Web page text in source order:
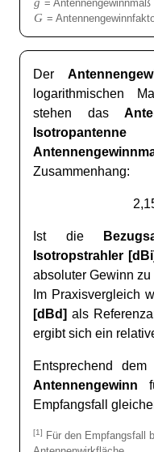
= Antennengewinnmaß
G =
Der
logarithmischen
stehen das
Isotropantenne
Zusammenhang:
Ist die
Isotropstrahler
absoluter Gewinn zu
Im Praxisvergleich
[dBd] als
ergibt sich ein
Entsprechend dem
Antennengewinn
Empfangsfall
[1] Für den Empfangsfall